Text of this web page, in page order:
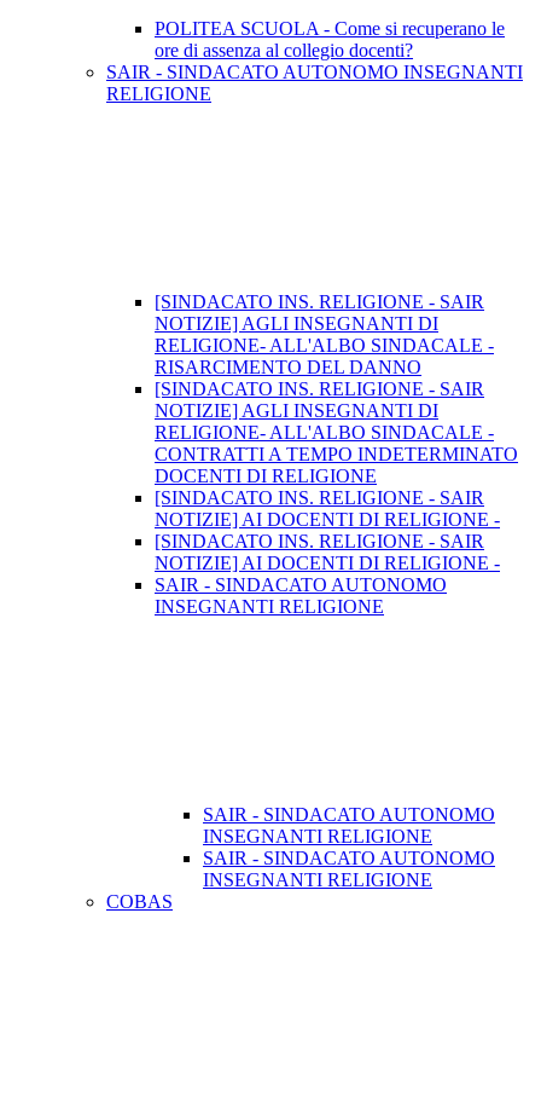
POLITEA SCUOLA - Come si recuperano le
ore di assenza al collegio docenti?
SAIR - SINDACATO AUTONOMO INSEGNANTI
RELIGIONE
[SINDACATO INS. RELIGIONE - SAIR
NOTIZIE] AGLI INSEGNANTI DI
RELIGIONE- ALL'ALBO SINDACALE -
RISARCIMENTO DEL DANNO
[SINDACATO INS. RELIGIONE - SAIR
NOTIZIE] AGLI INSEGNANTI DI
RELIGIONE- ALL'ALBO SINDACALE -
CONTRATTI A TEMPO INDETERMINATO
DOCENTI DI RELIGIONE
[SINDACATO INS. RELIGIONE - SAIR
NOTIZIE] AI DOCENTI DI RELIGIONE -
[SINDACATO INS. RELIGIONE - SAIR
NOTIZIE] AI DOCENTI DI RELIGIONE -
SAIR - SINDACATO AUTONOMO
INSEGNANTI RELIGIONE
SAIR - SINDACATO AUTONOMO
INSEGNANTI RELIGIONE
SAIR - SINDACATO AUTONOMO
INSEGNANTI RELIGIONE
COBAS